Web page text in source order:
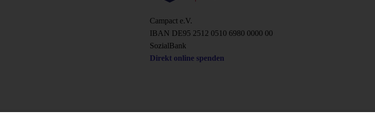
Campact e.V.
IBAN DE95 2‍5‍1‍2 0‍5‍1‍0 6‍9‍8‍0 0‍0‍0‍0 0‍0
SozialBank
Direkt online spenden